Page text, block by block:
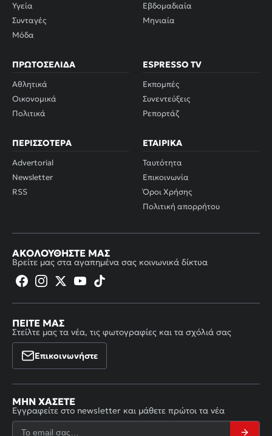
Υγεία
Συνταγές
Μόδα
Εβδομαδιαία
Μηνιαία
ΠΡΩΤΟΣΈΛΙΔΑ
Αθλητικά
Οικονομικά
Πολιτικά
ESPRESSO TV
Εκπομπές
Συνεντεύξεις
Ρεπορτάζ
ΠΕΡΙΣΣΌΤΕΡΑ
Advertorial
Newsletter
RSS
ΕΤΑΙΡΙΚΆ
Ταυτότητα
Επικοινωνία
Όροι Χρήσης
Πολιτική απορρήτου
ΑΚΟΛΟΥΘΉΣΤΕ ΜΑΣ
Βρείτε μας στα αγαπημένα σας κοινωνικά δίκτυα
ΠΕΊΤΕ ΜΑΣ
Στείλτε μας τα νέα, τις φωτογραφίες και τα σχόλιά σας
Επικοινωνήστε
ΜΗΝ ΧΆΣΕΤΕ
Εγγραφείτε στο newsletter και μάθετε πρώτοι τα νέα